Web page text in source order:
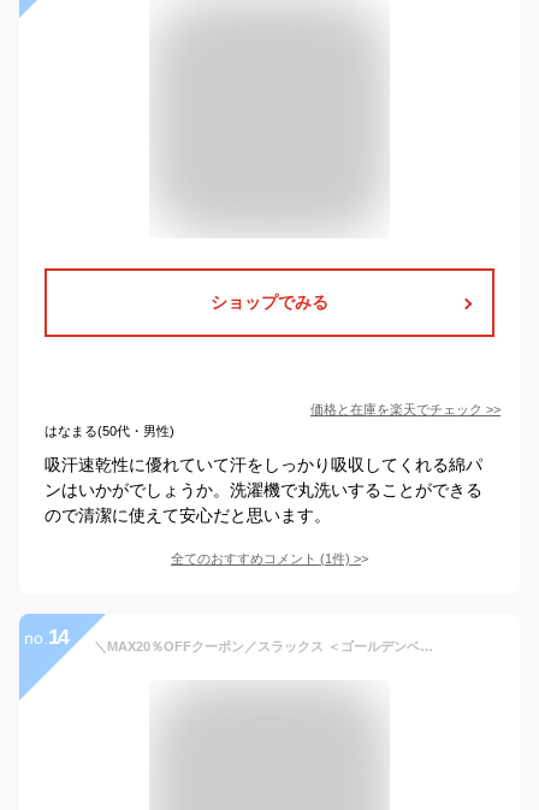
ショップでみる
価格と在庫を楽天でチェック >>
はなまる(50代・男性)
吸汗速乾性に優れていて汗をしっかり吸収してくれる綿パ
ンはいかがでしょうか。洗濯機で丸洗いすることができる
ので清潔に使えて安心だと思います。
全てのおすすめコメント (1件) >
no. 14 ＼MAX20％OFFクーポン／スラックス ＜ゴールデンベア＞しっかり形態安定でシワになりにくい！綿タッチスラックス(ウエスト79cm 股下66cm〜ウエスト97cm 股下74cm) ベルーナ 40代 50代 60代 紳士 大人 パンツ ズボン ビジネス